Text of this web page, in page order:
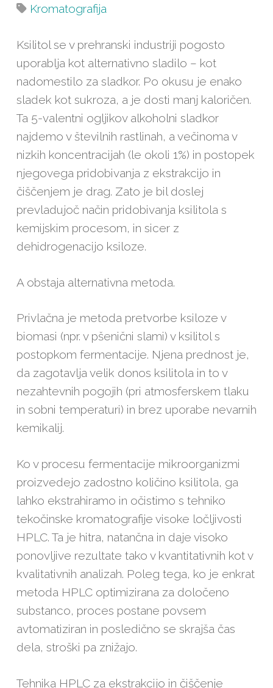
Kromatografija
Ksilitol se v prehranski industriji pogosto
uporablja kot alternativno sladilo – kot
nadomestilo za sladkor. Po okusu je enako
sladek kot sukroza, a je dosti manj kaloričen.
Ta 5-valentni ogljikov alkoholni sladkor
najdemo v številnih rastlinah, a večinoma v
nizkih koncentracijah (le okoli 1%) in postopek
njegovega pridobivanja z ekstrakcijo in
čiščenjem je drag. Zato je bil doslej
prevladujoč način pridobivanja ksilitola s
kemijskim procesom, in sicer z
dehidrogenacijo ksiloze.
A obstaja alternativna metoda.
Privlačna je metoda pretvorbe ksiloze v
biomasi (npr. v pšenični slami) v ksilitol s
postopkom fermentacije. Njena prednost je,
da zagotavlja velik donos ksilitola in to v
nezahtevnih pogojih (pri atmosferskem tlaku
in sobni temperaturi) in brez uporabe nevarnih
kemikalij.
Ko v procesu fermentacije mikroorganizmi
proizvedejo zadostno količino ksilitola, ga
lahko ekstrahiramo in očistimo s tehniko
tekočinske kromatografije visoke ločljivosti
HPLC. Ta je hitra, natančna in daje visoko
ponovljive rezultate tako v kvantitativnih kot v
kvalitativnih analizah. Poleg tega, ko je enkrat
metoda HPLC optimizirana za določeno
substanco, proces postane povsem
avtomatiziran in posledično se skrajša čas
dela, stroški pa znižajo.
Tehnika HPLC za ekstrakcijo in čiščenje